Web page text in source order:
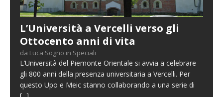
L’Università a Vercelli verso gli
Ottocento anni di vita
da Luca Sogno in Speciali
L’Università del Piemonte Orientale si avvia a celebrare
gli 800 anni della presenza universitaria a Vercelli. Per
questo Upo e Meic stanno collaborando a una serie di